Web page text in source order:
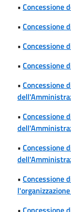
• Concessione
• Concessione
• Concessione
• Concessione
• Concessione
• Concessione
• Concessione
• Concessione